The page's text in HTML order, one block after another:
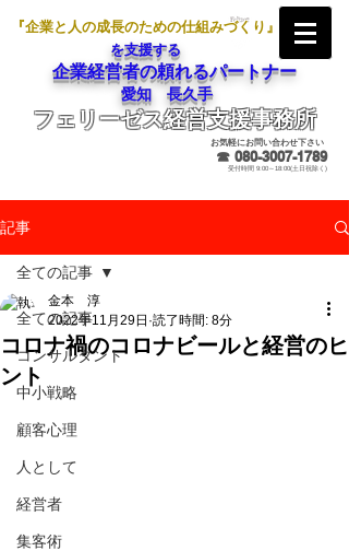
『企業と人の成長のための仕組みづくり』
を支援する
企業経営者の頼れるパートナー
愛知 長久手
フェリーゼス経営支援事務所
お気軽にお問い合わせ下さい
☎ 080-3007-1789
受付時間 9:00～18:00(土日祝除く)
記事
全ての記事
コンサルタント
中小戦略
顧客心理
人として
経営者
集客術
全ての記事
コロナ禍のコロナビールと経営のヒ
ント
金本 淳
2022年11月29日 読了時間: 8分